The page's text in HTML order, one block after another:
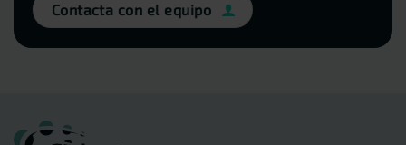
Contacta con el equipo